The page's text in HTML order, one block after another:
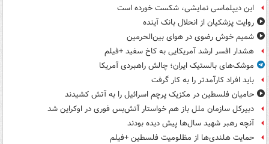
این دیپلماسی نمایشی، شکست خورده است
روایت پزشکیان از انحلال بانک آینده
شمیم خوش رضوی در هوای بین‌الحرمین
هشدار افسر ارشد آمریکایی به کاخ سفید +فیلم
موشک‌های بالستیک ایران؛ چالش راهبردی آمریکا
باید افراد کارآمدتر را به کار گرفت
حامیان فلسطین در مکزیک پرچم اسرائیل را به آتش کشیدند
دبیرکل سازمان ملل باز هم خواستار آتش‌بس فوری در اوکراین شد
آنچه رهبر شهید سال‌ها پیش دیده بودند
حمایت هلندی‌ها از مظلومیت فلسطین +فیلم